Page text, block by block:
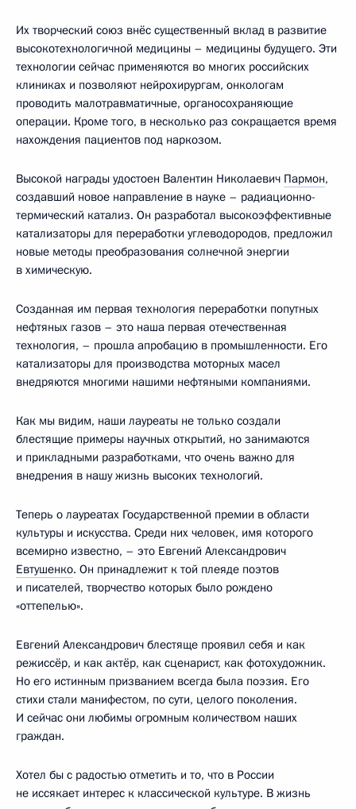
Их творческий союз внёс существенный вклад в развитие
высокотехнологичной медицины – медицины будущего. Эти
технологии сейчас применяются во многих российских
клиниках и позволяют нейрохирургам, онкологам
проводить малотравматичные, органосохраняющие
операции. Кроме того, в несколько раз сокращается время
нахождения пациентов под наркозом.
Высокой награды удостоен Валентин Николаевич Пармон,
создавший новое направление в науке – радиационно-
термический катализ. Он разработал высокоэффективные
катализаторы для переработки углеводородов, предложил
новые методы преобразования солнечной энергии
в химическую.
Созданная им первая технология переработки попутных
нефтяных газов – это наша первая отечественная
технология, – прошла апробацию в промышленности. Его
катализаторы для производства моторных масел
внедряются многими нашими нефтяными компаниями.
Как мы видим, наши лауреаты не только создали
блестящие примеры научных открытий, но занимаются
и прикладными разработками, что очень важно для
внедрения в нашу жизнь высоких технологий.
Теперь о лауреатах Государственной премии в области
культуры и искусства. Среди них человек, имя которого
всемирно известно, – это Евгений Александрович
Евтушенко. Он принадлежит к той плеяде поэтов
и писателей, творчество которых было рождено
«оттепелью».
Евгений Александрович блестяще проявил себя и как
режиссёр, и как актёр, как сценарист, как фотохудожник.
Но его истинным призванием всегда была поэзия. Его
стихи стали манифестом, по сути, целого поколения.
И сейчас они любимы огромным количеством наших
граждан.
Хотел бы с радостью отметить и то, что в России
не иссякает интерес к классической культуре. В жизнь